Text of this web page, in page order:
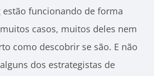
estão funcionando de forma
casos, muitos deles nem
como descobrir se são. E não
dos estrategistas de